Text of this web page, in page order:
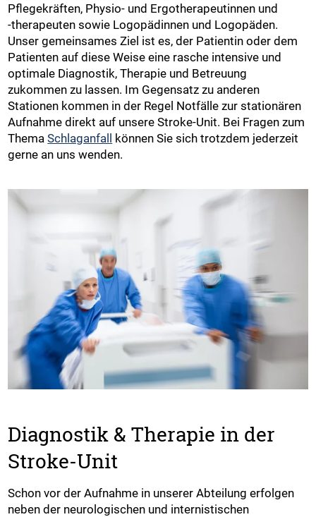
Pflegekräften, Physio- und Ergotherapeutinnen und
‑therapeuten sowie Logopädinnen und Logopäden.
Unser gemeinsames Ziel ist es, der Patientin oder dem
Patienten auf diese Weise eine rasche intensive und
optimale Diagnostik, Therapie und Betreuung
zukommen zu lassen. Im Gegensatz zu anderen
Stationen kommen in der Regel Notfälle zur stationären
Aufnahme direkt auf unsere Stroke-Unit. Bei Fragen zum
ThemaSchlaganfall können Sie sich trotzdem jederzeit
gerne an uns wenden.
Diagnostik & Therapie in der
Stroke-Unit
Schon vor der Aufnahme in unserer Abteilung erfolgen
neben der neurologischen und internistischen